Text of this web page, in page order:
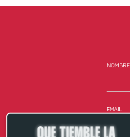
NOMBRE
EMAIL